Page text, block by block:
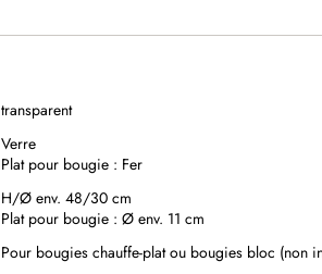
transparent
Verre
Plat pour bougie : Fer
H/Ø env. 48/30 cm
Plat pour bougie : Ø env. 11 cm
Pour bougies chauffe-plat ou bougies bloc (non